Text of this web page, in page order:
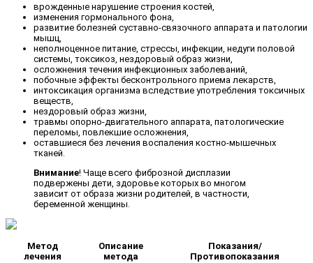
врожденные нарушение строения костей,
изменения гормонального фона,
развитие болезней суставно-связочного аппарата и патологии
мышц,
неполноценное питание, стрессы, инфекции, недуги половой
системы, токсикоз, нездоровый образ жизни,
осложнения течения инфекционных заболеваний,
побочные эффекты бесконтрольного приема лекарств,
интоксикация организма вследствие употребления токсичных
веществ,
нездоровый образ жизни,
травмы опорно-двигательного аппарата, патологические
переломы, повлекшие осложнения,
оставшиеся без лечения воспаления костно-мышечных
тканей.
Внимание! Чаще всего фиброзной дисплазии
подвержены дети, здоровье которых во многом
зависит от образа жизни родителей, в частности,
беременной женщины.
Метод
лечения
Описание
метода
Показания/
Противопоказания